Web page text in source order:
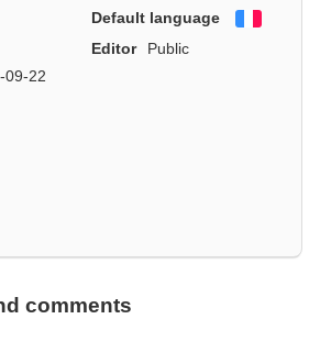
Default language
Editor
Public
09-22
comments